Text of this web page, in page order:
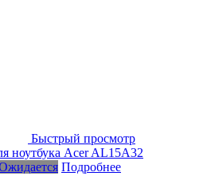
Быстрый просмотр
ноутбука Acer AL15A32
Подробнее